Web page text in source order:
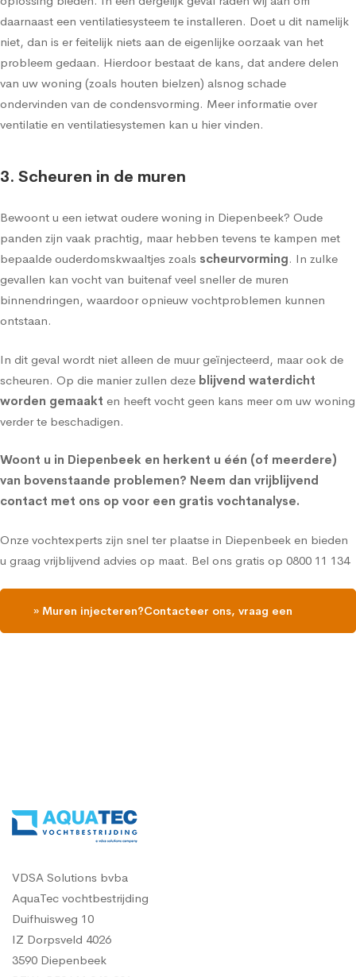
daarnaast een ventilatiesysteem te installeren. Doet u dit namelijk
niet, dan is er feitelijk niets aan de eigenlijke oorzaak van het
probleem gedaan. Hierdoor bestaat de kans, dat andere delen
van uw woning (zoals houten bielzen) alsnog schade
ondervinden van de condensvorming. Meer informatie over
ventilatie en ventilatiesystemen kan u hier vinden.
3. Scheuren in de muren
Bewoont u een ietwat oudere woning in Diepenbeek? Oude
panden zijn vaak prachtig, maar hebben tevens te kampen met
bepaalde ouderdomskwaaltjes zoals scheurvorming. In zulke
gevallen kan vocht van buitenaf veel sneller de muren
binnendringen, waardoor opnieuw vochtproblemen kunnen
ontstaan.
In dit geval wordt niet alleen de muur geïnjecteerd, maar ook de
scheuren. Op die manier zullen deze blijvend waterdicht
worden gemaakt en heeft vocht geen kans meer om uw woning
verder te beschadigen.
Woont u in Diepenbeek en herkent u één (of meerdere)
van bovenstaande problemen? Neem dan vrijblijvend
contact met ons op voor een gratis vochtanalyse.
Onze vochtexperts zijn snel ter plaatse in Diepenbeek en bieden
u graag vrijblijvend advies op maat. Bel ons gratis op 0800 11 134
» Muren injecteren?Contacteer ons, vraag een
VDSA Solutions bvba
AquaTec vochtbestrijding
Duifhuisweg 10
IZ Dorpsveld 4026
3590 Diepenbeek